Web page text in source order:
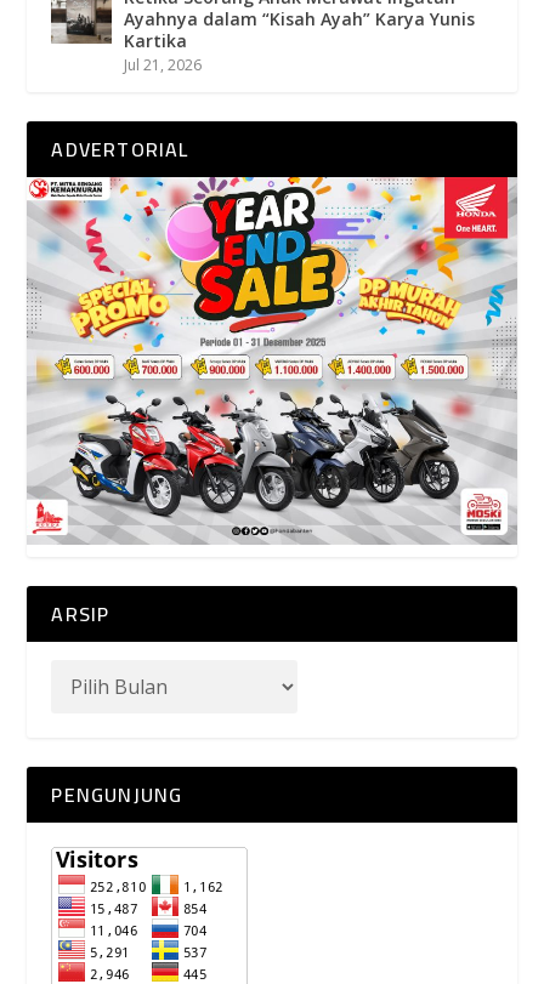
Ayahnya dalam “Kisah Ayah” Karya Yunis
Kartika
Jul 21, 2026
ADVERTORIAL
ARSIP
PENGUNJUNG